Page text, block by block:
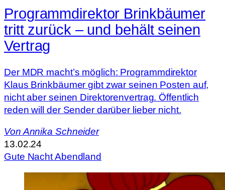
Programmdirektor Brinkbäumer
tritt zurück – und behält seinen
Vertrag
Der MDR macht’s möglich: Programmdirektor
Klaus Brinkbäumer gibt zwar seinen Posten auf,
nicht aber seinen Direktorenvertrag. Öffentlich
reden will der Sender darüber lieber nicht.
VonAnnika Schneider
13.02.24
Gute Nacht Abendland